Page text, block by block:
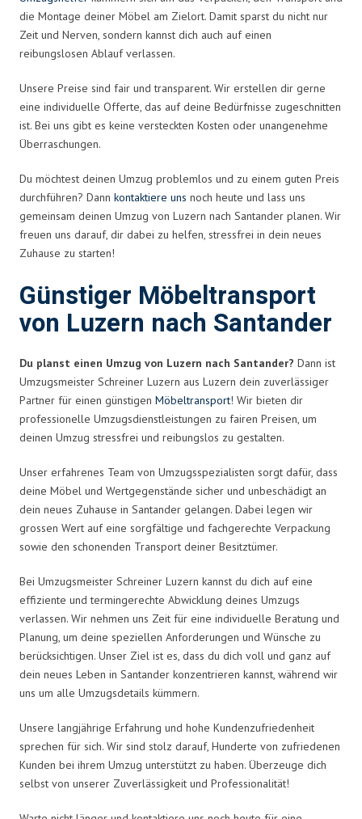
die Montage deiner Möbel am Zielort. Damit sparst du nicht nur
Zeit und Nerven, sondern kannst dich auch auf einen
reibungslosen Ablauf verlassen.
Unsere Preise sind fair und transparent. Wir erstellen dir gerne
eine individuelle Offerte, das auf deine Bedürfnisse zugeschnitten
ist. Bei uns gibt es keine versteckten Kosten oder unangenehme
Überraschungen.
Du möchtest deinen Umzug problemlos und zu einem guten Preis
durchführen? Dann kontaktiere uns noch heute und lass uns
gemeinsam deinen Umzug von Luzern nach Santander planen. Wir
freuen uns darauf, dir dabei zu helfen, stressfrei in dein neues
Zuhause zu starten!
Günstiger Möbeltransport
von Luzern nach Santander
Du planst einen Umzug von Luzern nach Santander? Dann ist
Umzugsmeister Schreiner Luzern aus Luzern dein zuverlässiger
Partner für einen günstigen Möbeltransport! Wir bieten dir
professionelle Umzugsdienstleistungen zu fairen Preisen, um
deinen Umzug stressfrei und reibungslos zu gestalten.
Unser erfahrenes Team von Umzugsspezialisten sorgt dafür, dass
deine Möbel und Wertgegenstände sicher und unbeschädigt an
dein neues Zuhause in Santander gelangen. Dabei legen wir
grossen Wert auf eine sorgfältige und fachgerechte Verpackung
sowie den schonenden Transport deiner Besitztümer.
Bei Umzugsmeister Schreiner Luzern kannst du dich auf eine
effiziente und termingerechte Abwicklung deines Umzugs
verlassen. Wir nehmen uns Zeit für eine individuelle Beratung und
Planung, um deine speziellen Anforderungen und Wünsche zu
berücksichtigen. Unser Ziel ist es, dass du dich voll und ganz auf
dein neues Leben in Santander konzentrieren kannst, während wir
uns um alle Umzugsdetails kümmern.
Unsere langjährige Erfahrung und hohe Kundenzufriedenheit
sprechen für sich. Wir sind stolz darauf, Hunderte von zufriedenen
Kunden bei ihrem Umzug unterstützt zu haben. Überzeuge dich
selbst von unserer Zuverlässigkeit und Professionalität!